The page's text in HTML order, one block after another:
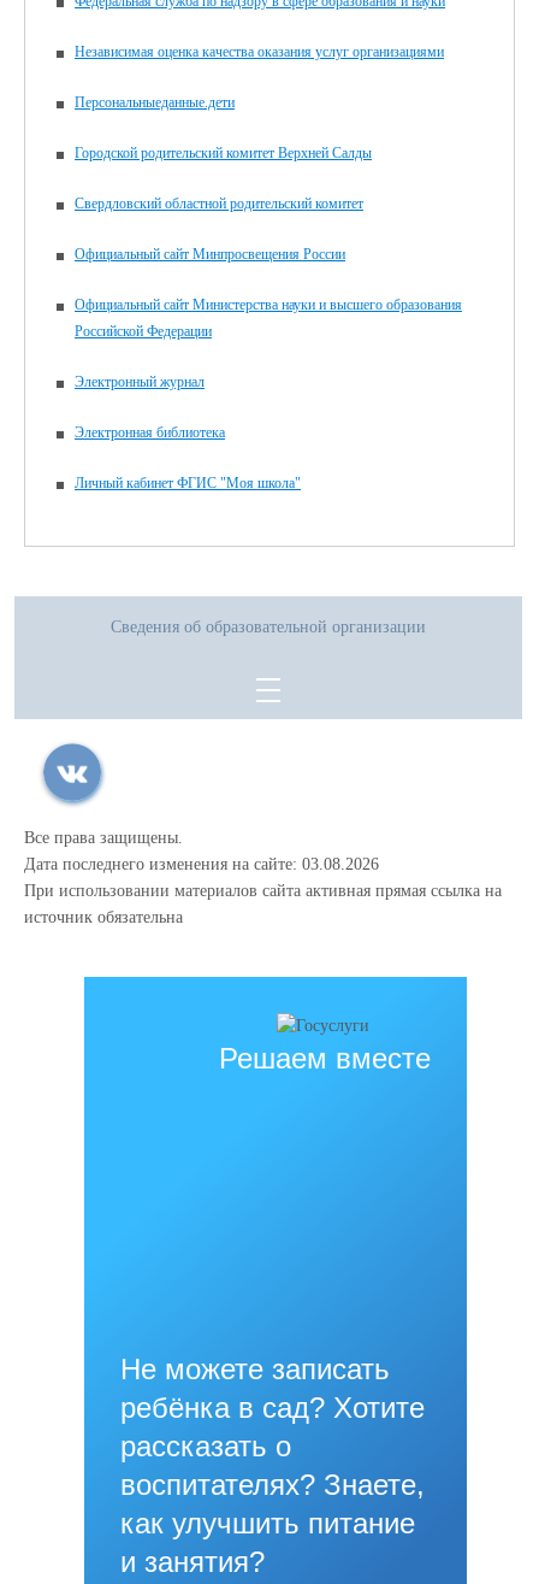
Независимая оценка качества оказания услуг организациями
Персональныеданные.дети
Городской родительский комитет Верхней Салды
Свердловский областной родительский комитет
Официальный сайт Минпросвещения России
Официальный сайт Министерства науки и высшего образования
Российской Федерации
Электронный журнал
Электронная библиотека
Личный кабинет ФГИС "Моя школа"
Сведения об образовательной организации
Все права защищены.
Дата последнего изменения на сайте: 03.08.2026
При использовании материалов сайта активная прямая ссылка на
источник обязательна
Решаем вместе
Не можете записать
ребёнка в сад? Хотите
рассказать о
воспитателях? Знаете,
как улучшить питание
и занятия?